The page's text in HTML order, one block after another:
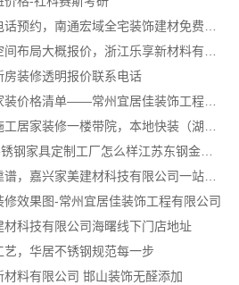
房装修透明报价联系电话
常州性价比高家装价格清单——常州宜居佳装饰工程有限公司分享
东钢科技304不锈钢家具定制工厂怎么样江苏东钢金属科技有限公司
家美装修全屋靠谱，嘉兴家美建材科技有限公司一站式省心
修效果图-常州宜居佳装饰工程有限公司
材科技有限公司海曙线下门店地址
艺，华居不锈钢规范每一步
材料有限公司 邯山装饰无醛添加